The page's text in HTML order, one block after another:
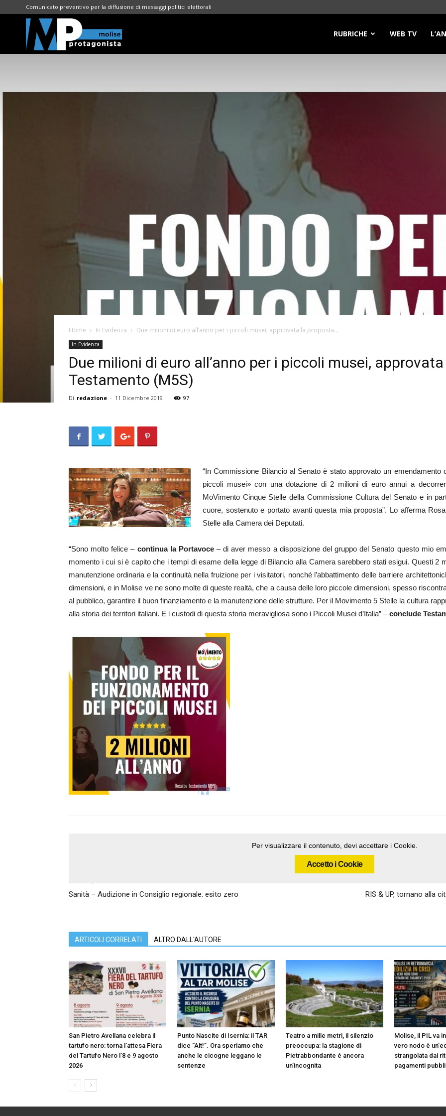
Comunicato preventivo per la diffusione di messaggi politici elettorali
RUBRICHE WEB TV
Home In Evidenza Due milioni di euro all’anno per i piccoli musei, approvata la proposta...
In Evidenza
Due milioni di euro all’anno per i piccoli musei,
Testamento (M5S)
Di redazione - 11 Dicembre 2019 97
“In Commissione Bilancio al Senato è stato approvato un
piccoli musei» con una dotazione di 2 milioni di euro annui a
MoVimento Cinque Stelle della Commissione Cultura del Senato e in
cuore, sostenuto e portato avanti questa mia proposta”. Lo afferma
Stelle alla Camera dei Deputati.
“Sono molto felice – continua la Portavoce– di aver messo a disposizione del gruppo del Senato questo mio
momento i cui si è capito che i tempi di esame della legge di Bilancio alla Camera sarebbero stati esigui. Questi 2
manutenzione ordinaria e la continuità nella fruizione per i visitatori, nonché l’abbattimento delle barriere
dimensioni, e in Molise ve ne sono molte di queste realtà, che a causa delle loro piccole dimensioni, spesso
al pubblico, garantire il buon finanziamento e la manutenzione delle strutture. Per il Movimento 5 Stelle la cultura
alla storia dei territori italiani. E i custodi di questa storia meravigliosa sono i Piccoli Musei d’Italia” –conclude
Per visualizzare il contenuto, devi accettare i Cookie.
Accetto i Cookie
Sanità – Audizione in Consiglio regionale: esito zero
RIS & UP, tornano alla
ARTICOLI CORRELATI ALTRO DALL'AUTORE
San Pietro Avellana celebra il
tartufo nero: torna l’attesa Fiera
del Tartufo Nero l’8 e 9 agosto
2026
Punto Nascite di Isernia: il TAR
dice “Alt!”. Ora speriamo che
anche le cicogne leggano le
sentenze
Teatro a mille metri, il silenzio
preoccupa: la stagione di
Pietrabbondante è ancora
un’incognita
Molise, il PIL va
vero nodo è
strangolata dai
pagamenti